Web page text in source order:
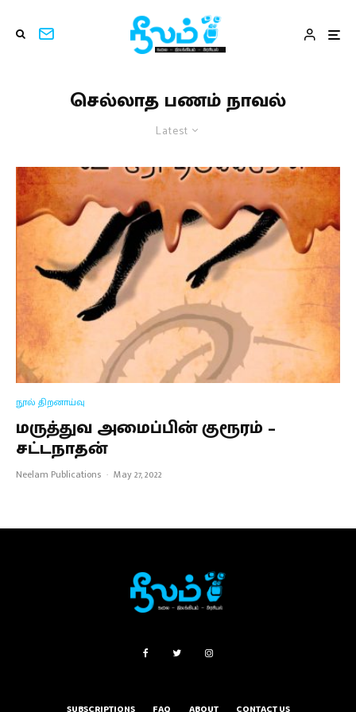
செல்லாத பணம் நாவல்
Latest
நூல் திறனாய்வு
மருத்துவ அமைப்பின் குரூரம் –
சட்டநாதன்
Neelam Publications · May 27, 2022